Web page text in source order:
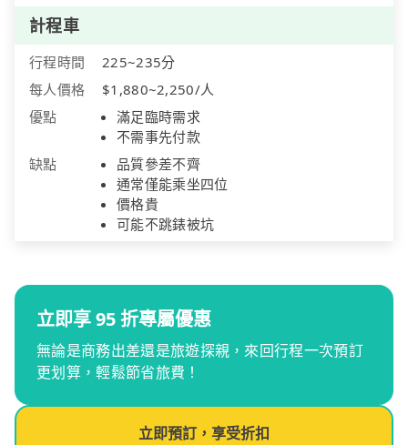
計程車
行程時間
225~235分
每人價格
$1,880~2,250/人
優點
滿足臨時需求
不需事先付款
缺點
品質參差不齊
通常僅能乘坐四位
價格貴
可能不跳錶被坑
立即享 95 折專屬優惠
無論是商務出差還是旅遊探親，來回行程一次預訂
更划算，輕鬆節省旅費！
立即預訂，享受折扣